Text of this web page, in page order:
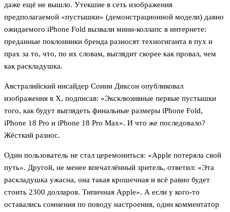
даже ещё не вышло. Утекшие в сеть изображения
предполагаемой «пустышки» (демонстрационной модели) давно
ожидаемого iPhone Fold вызвали мини-коллапс в интернете:
преданные поклонники бренда разносят техногиганта в пух и
прах за то, что, по их словам, выглядит скорее как провал, чем
как раскладушка.
Австралийский инсайдер Сонни Диксон опубликовал
изображения в X, подписав: «Эксклюзивные первые пустышки
того, как будут выглядеть финальные размеры iPhone Fold,
iPhone 18 Pro и iPhone 18 Pro Max». И что же последовало?
Жёсткий разнос.
Один пользователь не стал церемониться: «Apple потеряла свой
путь». Другой, не менее впечатлённый зритель, ответил: «Эта
раскладушка ужасна, она такая крошечная и всё равно будет
стоить 2300 долларов. Типичная Apple». А если у кого-то
оставались сомнения по поводу настроения, один комментатор